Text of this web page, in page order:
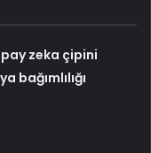
zeka çipini
bağımlılığı